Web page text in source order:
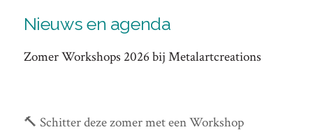
Nieuws en agenda
Zomer Workshops 2026 bij Metalartcreations
🔨 Schitter deze zomer met een Workshop